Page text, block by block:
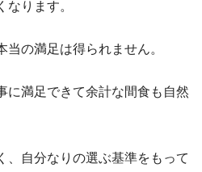
ります。
の満足は得られません。
に満足できて余計な間食も自然
、自分なりの選ぶ基準をもって